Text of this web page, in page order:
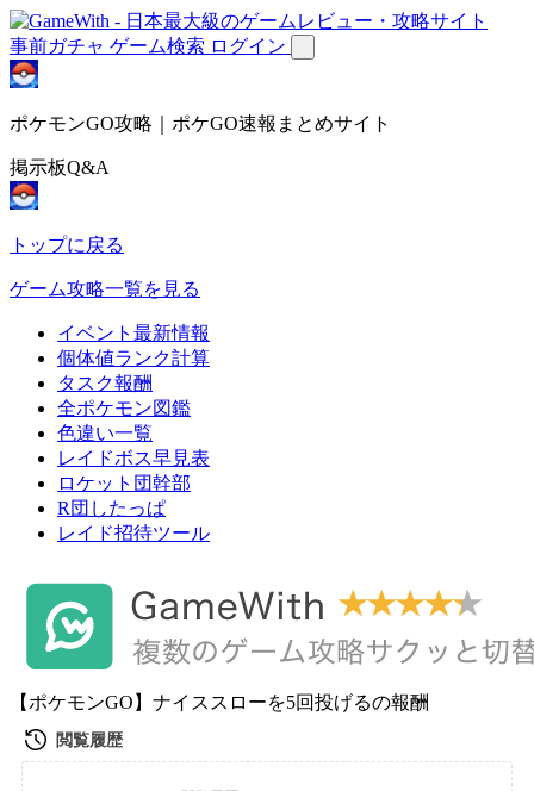
事前ガチャ ゲーム検索 ログイン
ポケモンGO攻略｜ポケGO速報まとめサイト
掲示板Q&A
トップに戻る
ゲーム攻略一覧を見る
イベント最新情報
個体値ランク計算
タスク報酬
全ポケモン図鑑
色違い一覧
レイドボス早見表
ロケット団幹部
R団したっぱ
レイド招待ツール
【ポケモンGO】ナイススローを5回投げるの報酬